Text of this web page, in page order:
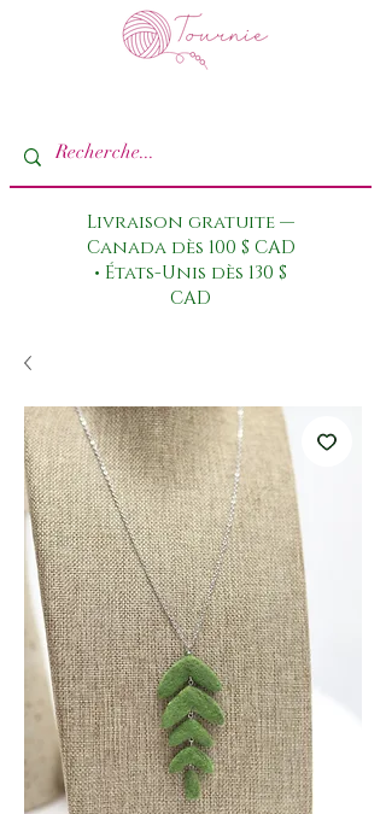
Livraison gratuite —
Canada dès 100 $ CAD
• États-Unis dès 130 $
CAD